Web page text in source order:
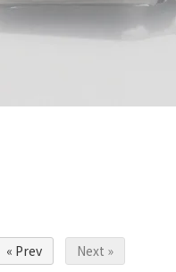
« Prev
Next »